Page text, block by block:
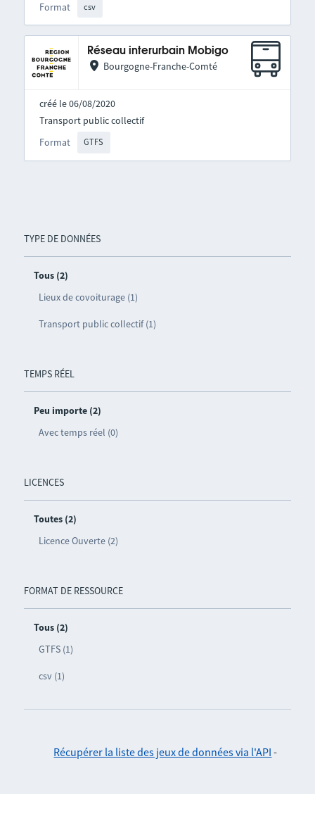
TYPE DE DONNÉES
Tous (2)
Lieux de covoiturage (1)
Transport public collectif (1)
TEMPS RÉEL
Peu importe (2)
Avec temps réel (0)
LICENCES
Toutes (2)
Licence Ouverte (2)
FORMAT DE RESSOURCE
Tous (2)
GTFS (1)
csv (1)
Format csv
Réseau interurbain Mobigo
Bourgogne-Franche-Comté
créé le 06/08/2020
Format GTFS
Transport public collectif
Récupérer la liste des jeux de données via l'API -